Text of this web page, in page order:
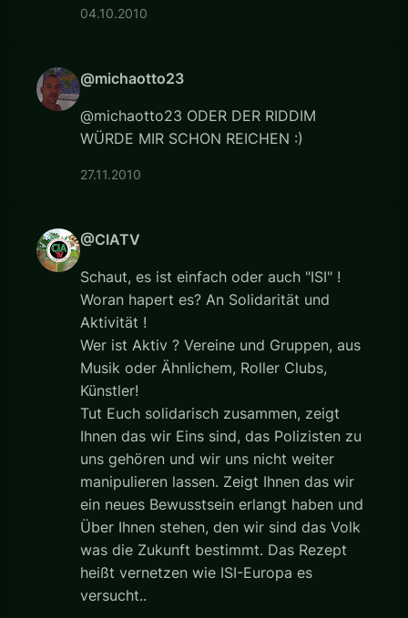
04.10.2010
@michaotto23
@michaotto23 ODER DER RIDDIM
WÜRDE MIR SCHON REICHEN :)
27.11.2010
@CIATV
Schaut, es ist einfach oder auch "ISI" !
Woran hapert es? An Solidarität und
Aktivität !
Wer ist Aktiv ? Vereine und Gruppen, aus
Musik oder Ähnlichem, Roller Clubs,
Künstler!
Tut Euch solidarisch zusammen, zeigt
Ihnen das wir Eins sind, das Polizisten zu
uns gehören und wir uns nicht weiter
manipulieren lassen. Zeigt Ihnen das wir
ein neues Bewusstsein erlangt haben und
Über Ihnen stehen, den wir sind das Volk
was die Zukunft bestimmt. Das Rezept
heißt vernetzen wie ISI-Europa es
versucht..